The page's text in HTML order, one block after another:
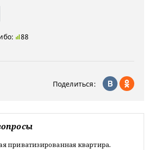
88
Поделиться:
приватизированная квартира.